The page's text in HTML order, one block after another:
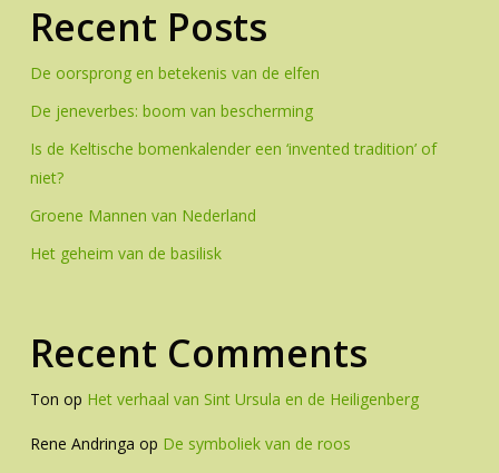
Recent Posts
De oorsprong en betekenis van de elfen
De jeneverbes: boom van bescherming
Is de Keltische bomenkalender een ‘invented tradition’ of
niet?
Groene Mannen van Nederland
Het geheim van de basilisk
Recent Comments
Ton op Het verhaal van Sint Ursula en de Heiligenberg
Rene Andringa op De symboliek van de roos